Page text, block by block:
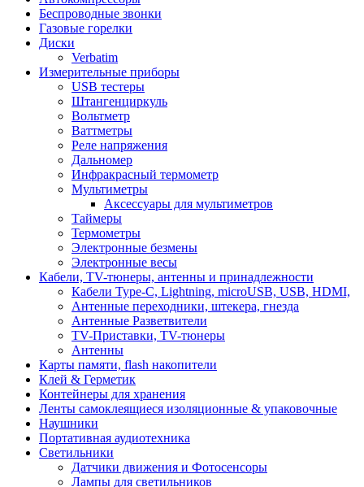
Беспроводные звонки
Газовые горелки
Диски
Verbatim
Измерительные приборы
USB тестеры
Штангенциркуль
Вольтметр
Ваттметры
Реле напряжения
Дальномер
Инфракрасный термометр
Мультиметры
Аксессуары для мультиметров
Таймеры
Термометры
Электронные безмены
Электронные весы
Кабели, TV-тюнеры, антенны и принадлежности
Кабели Type-C, Lightning, microUSB, USB, HDMI,
Антенные переходники, штекера, гнезда
Антенные Разветвители
TV-Приставки, TV-тюнеры
Антенны
Карты памяти, flash накопители
Клей & Герметик
Контейнеры для хранения
Ленты самоклеящиеся изоляционные & упаковочные
Наушники
Портативная аудиотехника
Светильники
Датчики движения и Фотосенсоры
Лампы для светильников